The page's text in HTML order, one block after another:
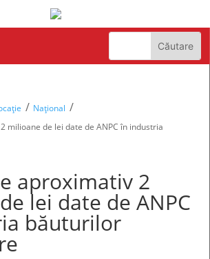
/ Național /
milioane de lei date de ANPC în industria
aproximativ 2
lei date de ANPC
băuturilor